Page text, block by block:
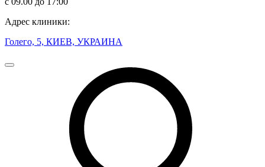
Адрес клиники:
Голего, 5, КИЕВ, УКРАИНА